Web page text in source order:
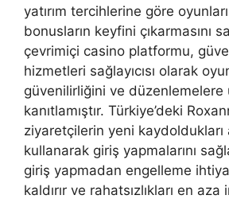
yatırım tercihlerine göre
bonusların keyfini çıkarmasını
çevrimiçi casino platformu,
hizmetleri sağlayıcısı olarak
güvenilirliğini ve düzenlemelere
kanıtlamıştır. Türkiye’deki
ziyaretçilerin yeni kaydoldukları
kullanarak giriş yapmalarını
giriş yapmadan engelleme
kaldırır ve rahatsızlıkları en aza